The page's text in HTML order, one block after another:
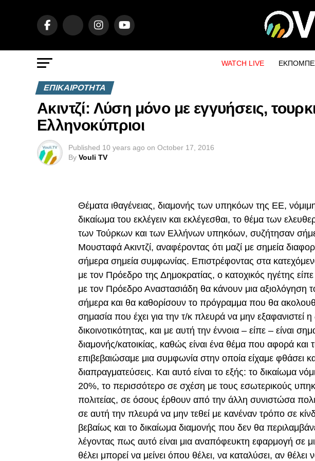
WATCH LIVE
ΕΠΙΚΑΙΡΟΤΗΤΑ
Ακιντζί: Λύση μόνο με εγγυήσεις,
Ελληνοκύπριοι
Published 10 years ago on October 17, 2016
By Vouli TV
Θέματα ιθαγένειας, διαμονής των υπηκόων της ΕΕ,
δικαίωμα του εκλέγειν και εκλέγεσθαι, το θέμα των
των Τούρκων και των Ελλήνων υπηκόων, συζήτησαν
Μουσταφά Ακιντζί, αναφέροντας ότι μαζί με σημεία
σήμερα σημεία συμφωνίας. Επιστρέφοντας στα
με τον Πρόεδρο της Δημοκρατίας, ο κατοχικός ηγέτης
με τον Πρόεδρο Αναστασιάδη θα κάνουν μια αξιολόγηση
σήμερα και θα καθορίσουν το πρόγραμμα που θα
σημασία που έχει για την τ/κ πλευρά να μην εξαφανιστεί η
δικοινοτικότητας, και με αυτή την έννοια – είπε – είναι
διαμονής/κατοικίας, καθώς είναι ένα θέμα που αφορά και
επιβεβαιώσαμε μια συμφωνία στην οποία είχαμε φθάσει
διαπραγματεύσεις. Και αυτό είναι το εξής: το δικαίωμα
20%, το περισσότερο σε σχέση με τους εσωτερικούς
πολιτείας, σε όσους έρθουν από την άλλη συνιστώσα
σε αυτή την πλευρά να μην τεθεί με κανέναν τρόπο σε
βεβαίως και το δικαίωμα διαμονής που δεν θα
λέγοντας πως αυτό είναι μια αναπόφευκτη εφαρμογή σε
θέλει μπορεί να μείνει όπου θέλει, να καταλύσει, αν θέλει